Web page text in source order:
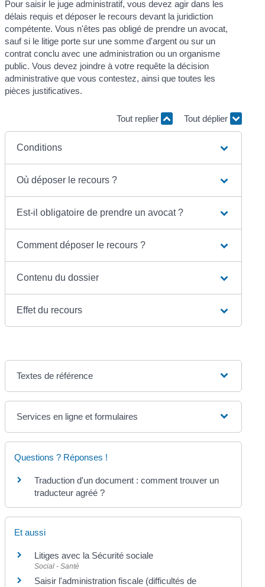
Pour saisir le juge administratif, vous devez agir dans les
délais requis et déposer le recours devant la juridiction
compétente. Vous n'êtes pas obligé de prendre un avocat,
sauf si le litige porte sur une somme d'argent ou sur un
contrat conclu avec une administration ou un organisme
public. Vous devez joindre à votre requête la décision
administrative que vous contestez, ainsi que toutes les
pièces justificatives.
Tout replier Tout déplier
Conditions
Où déposer le recours ?
Est-il obligatoire de prendre un avocat ?
Comment déposer le recours ?
Contenu du dossier
Effet du recours
Textes de référence
Services en ligne et formulaires
Questions ? Réponses !
Traduction d'un document : comment trouver un
traducteur agréé ?
Et aussi
Litiges avec la Sécurité sociale
Social - Santé
Saisir l'administration fiscale (difficultés de